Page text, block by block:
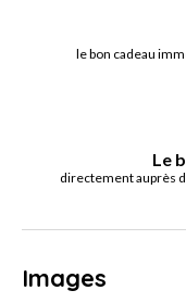
le bon cadeau
Le
directement auprès
Images